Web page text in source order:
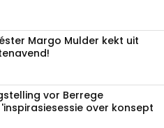
Margo Mulder kekt uit
vor Berrege
over konsept